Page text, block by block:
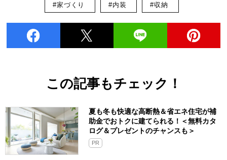
#家づくり #内装 #収納
この記事もチェック！
夏も冬も快適な高断熱＆省エネ住宅が補
助金でおトクに建てられる！＜無料カタ
ログ＆プレゼントのチャンスも＞
PR